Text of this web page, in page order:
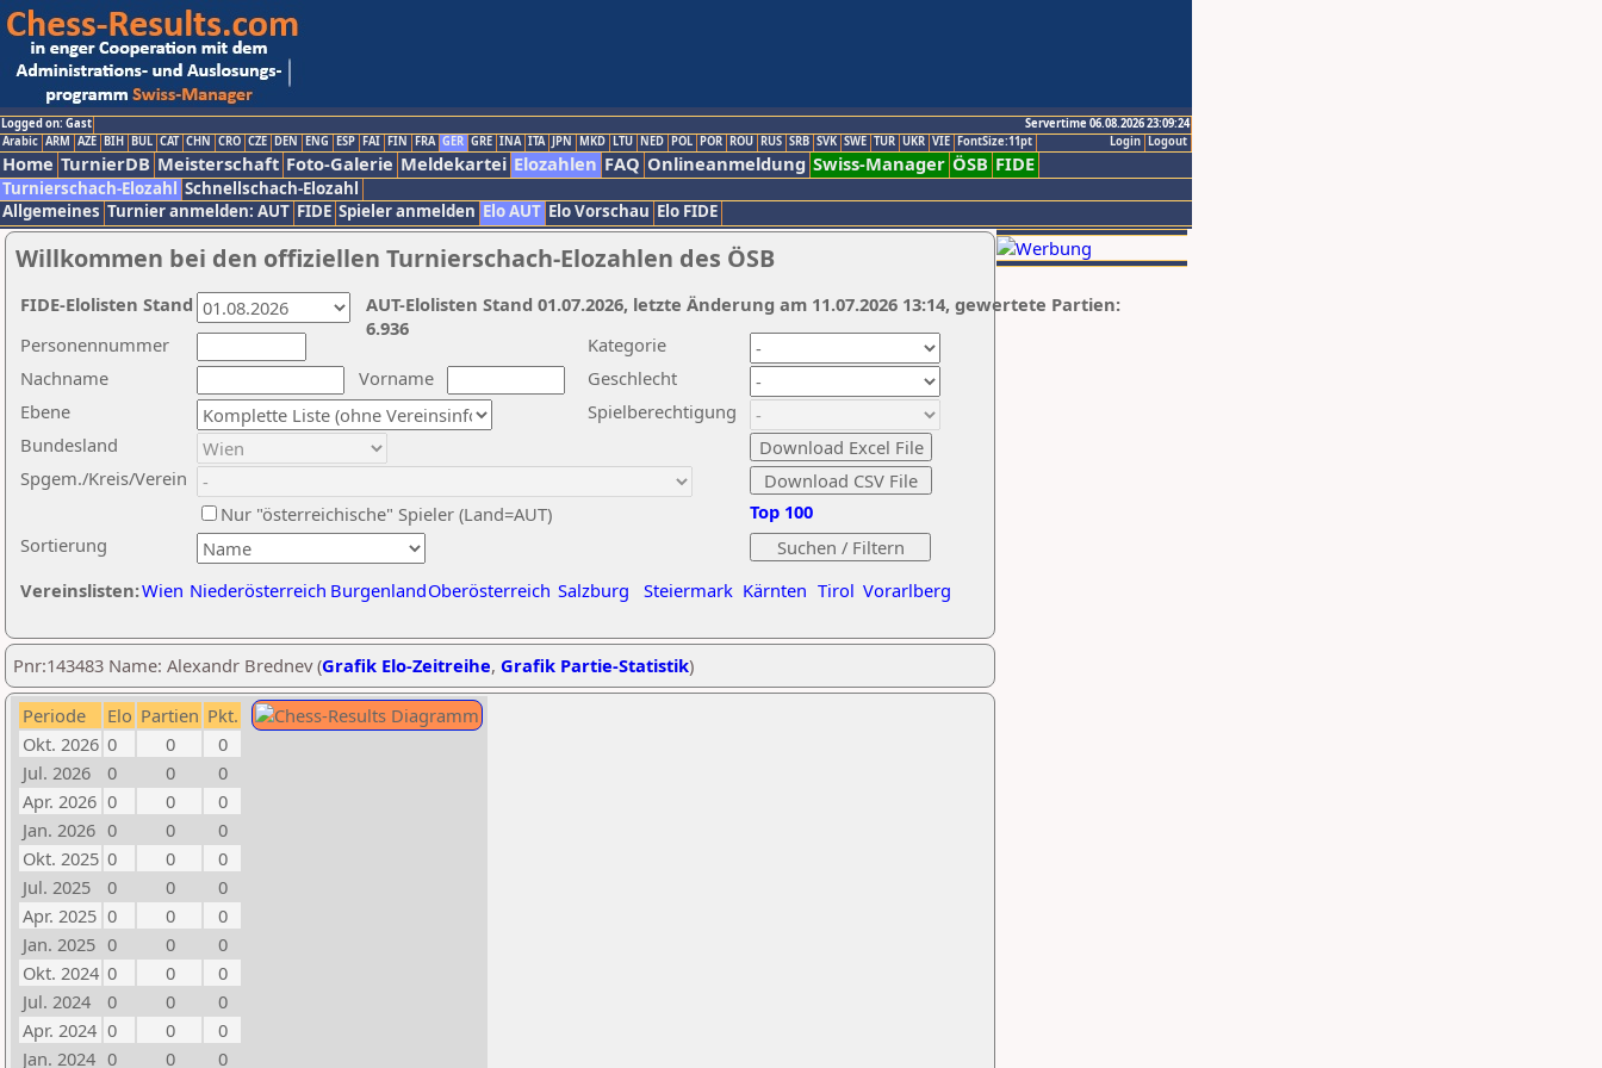
Logged on: Gast
Servertime 06.08.2026 23:09:24
Logout
Login
Arabic ARM AZE BIH BUL CAT CHN CRO CZE DEN ENG ESP FAI FIN FRA GER GRE INA ITA JPN MKD LTU NED POL POR ROU RUS SRB SVK SWE TUR UKR VIE FontSize:11pt
Home TurnierDB Meisterschaft Foto-Galerie Meldekartei Elozahlen FAQ Onlineanmeldung Swiss-Manager ÖSB FIDE
Turnierschach-Elozahl Schnellschach-Elozahl
Allgemeines Turnier anmelden: AUT FIDE Spieler anmelden Elo AUT Elo Vorschau Elo FIDE
Willkommen bei den offiziellen Turnierschach-Elozahlen des ÖSB
Nachname
Vorname
Ebene
Kategorie
Sortierung
Personennummer
Bundesland
Spgem./Kreis/Verein
Geschlecht
Nur "österreichische" Spieler (Land=AUT)
Spielberechtigung
Vereinslisten:Wien Niederösterreich BurgenlandOberösterreich Salzburg Steiermark Kärnten Tirol Vorarlberg
Top 100
AUT-Elolisten Stand 01.07.2026, letzte Änderung am 11.07.2026 13:14, gewertete Partien:
6.936
FIDE-Elolisten Stand
Pnr:143483 Name: Alexandr Brednev (Grafik Elo-Zeitreihe, Grafik Partie-Statistik)
Periode Elo Partien Pkt.
Okt. 2026 0 0
0
Jul. 2026
0 0
0
Apr. 2026 0 0
0
Jan. 2026 0 0
0
Okt. 2025 0 0
0
Jul. 2025
0 0
0
Apr. 2025 0 0
0
Jan. 2025 0 0
0
Okt. 2024 0 0
0
Jul. 2024
0 0
0
Apr. 2024 0 0
0
Jan. 2024 0 0 0